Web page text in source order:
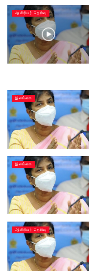
ஆசிரியர் தெரிவு
இலங்கை
இலங்கை
ஆசிரியர் தெரிவு